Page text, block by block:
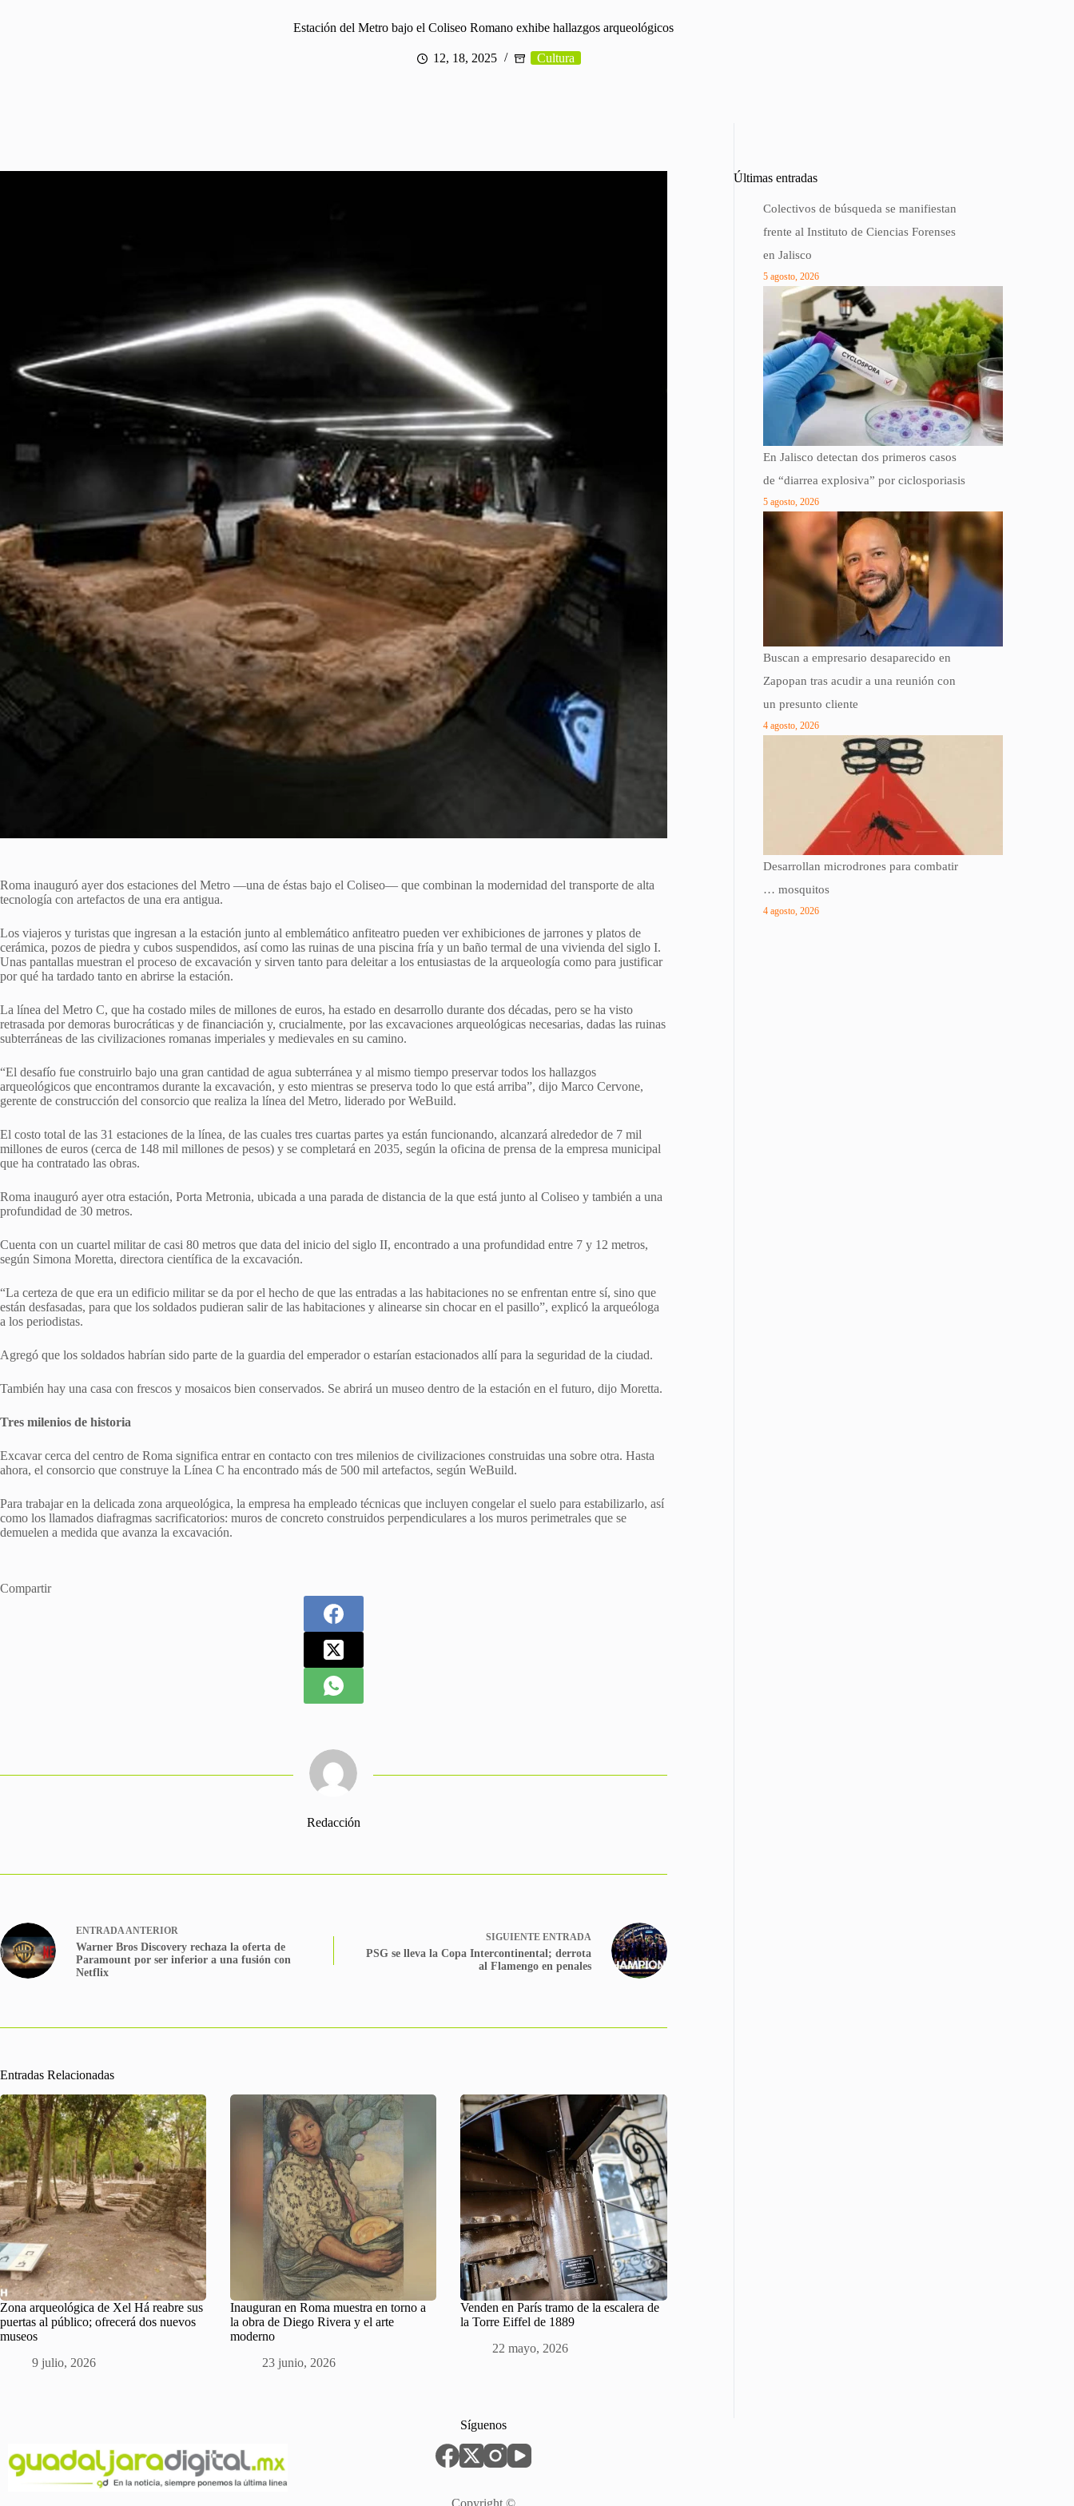
Estación del Metro bajo el Coliseo Romano exhibe hallazgos arqueológicos
12, 18, 2025 Cultura
Roma inauguró ayer dos estaciones del Metro —una de éstas bajo el Coliseo— que combinan la modernidad del transporte de alta
tecnología con artefactos de una era antigua.
Los viajeros y turistas que ingresan a la estación junto al emblemático anfiteatro pueden ver exhibiciones de jarrones y platos de
cerámica, pozos de piedra y cubos suspendidos, así como las ruinas de una piscina fría y un baño termal de una vivienda del siglo I.
Unas pantallas muestran el proceso de excavación y sirven tanto para deleitar a los entusiastas de la arqueología como para justificar
por qué ha tardado tanto en abrirse la estación.
La línea del Metro C, que ha costado miles de millones de euros, ha estado en desarrollo durante dos décadas, pero se ha visto
retrasada por demoras burocráticas y de financiación y, crucialmente, por las excavaciones arqueológicas necesarias, dadas las ruinas
subterráneas de las civilizaciones romanas imperiales y medievales en su camino.
“El desafío fue construirlo bajo una gran cantidad de agua subterránea y al mismo tiempo preservar todos los hallazgos
arqueológicos que encontramos durante la excavación, y esto mientras se preserva todo lo que está arriba”, dijo Marco Cervone,
gerente de construcción del consorcio que realiza la línea del Metro, liderado por WeBuild.
El costo total de las 31 estaciones de la línea, de las cuales tres cuartas partes ya están funcionando, alcanzará alrededor de 7 mil
millones de euros (cerca de 148 mil millones de pesos) y se completará en 2035, según la oficina de prensa de la empresa municipal
que ha contratado las obras.
Roma inauguró ayer otra estación, Porta Metronia, ubicada a una parada de distancia de la que está junto al Coliseo y también a una
profundidad de 30 metros.
Cuenta con un cuartel militar de casi 80 metros que data del inicio del siglo II, encontrado a una profundidad entre 7 y 12 metros,
según Simona Moretta, directora científica de la excavación.
“La certeza de que era un edificio militar se da por el hecho de que las entradas a las habitaciones no se enfrentan entre sí, sino que
están desfasadas, para que los soldados pudieran salir de las habitaciones y alinearse sin chocar en el pasillo”, explicó la arqueóloga
a los periodistas.
Agregó que los soldados habrían sido parte de la guardia del emperador o estarían estacionados allí para la seguridad de la ciudad.
También hay una casa con frescos y mosaicos bien conservados. Se abrirá un museo dentro de la estación en el futuro, dijo Moretta.
Tres milenios de historia
Excavar cerca del centro de Roma significa entrar en contacto con tres milenios de civilizaciones construidas una sobre otra. Hasta
ahora, el consorcio que construye la Línea C ha encontrado más de 500 mil artefactos, según WeBuild.
Para trabajar en la delicada zona arqueológica, la empresa ha empleado técnicas que incluyen congelar el suelo para estabilizarlo, así
como los llamados diafragmas sacrificatorios: muros de concreto construidos perpendiculares a los muros perimetrales que se
demuelen a medida que avanza la excavación.
Compartir
Redacción
ENTRADA ANTERIOR
Warner Bros Discovery rechaza la oferta de
Paramount por ser inferior a una fusión con
Netflix
SIGUIENTE ENTRADA
PSG se lleva la Copa Intercontinental; derrota
al Flamengo en penales
Entradas Relacionadas
Zona arqueológica de Xel Há reabre sus
puertas al público; ofrecerá dos nuevos
museos
9 julio, 2026
Inauguran en Roma muestra en torno a
la obra de Diego Rivera y el arte
moderno
23 junio, 2026
Venden en París tramo de la escalera de
la Torre Eiffel de 1889
22 mayo, 2026
Últimas entradas
Colectivos de búsqueda se manifiestan
frente al Instituto de Ciencias Forenses
en Jalisco
5 agosto, 2026
En Jalisco detectan dos primeros casos
de “diarrea explosiva” por ciclosporiasis
5 agosto, 2026
Buscan a empresario desaparecido en
Zapopan tras acudir a una reunión con
un presunto cliente
4 agosto, 2026
Desarrollan microdrones para combatir
… mosquitos
4 agosto, 2026
Síguenos
Copyright ©